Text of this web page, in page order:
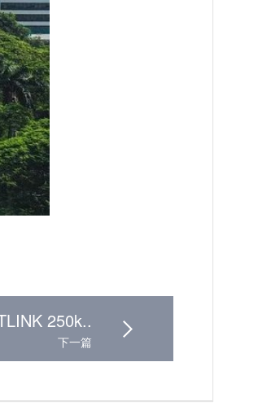
250k..
下一篇